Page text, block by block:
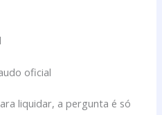
oficial
liquidar, a pergunta é só